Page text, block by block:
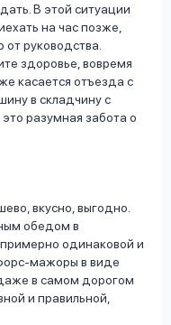
В этой ситуации
на час позже,
от руководства.
здоровье, вовремя
касается отъезда с
в складчину с
разумная забота о
вкусно, выгодно.
обедом в
одинаковой и
мажоры в виде
в самом дорогом
и правильной,